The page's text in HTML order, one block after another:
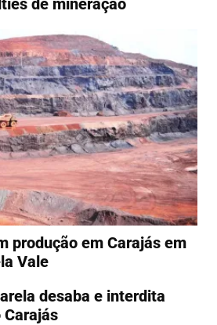
de mineração
produção em Carajás em
Vale
desaba e interdita
Carajás